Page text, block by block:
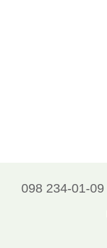
098 234-01-09